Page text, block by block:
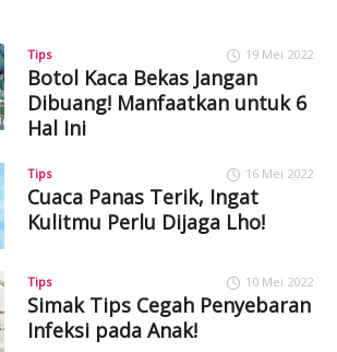
Tips 19 Mei 2022
Botol Kaca Bekas Jangan
Dibuang! Manfaatkan untuk 6
Hal Ini
Tips 16 Mei 2022
Cuaca Panas Terik, Ingat
Kulitmu Perlu Dijaga Lho!
Tips 10 Mei 2022
Simak Tips Cegah Penyebaran
Infeksi pada Anak!